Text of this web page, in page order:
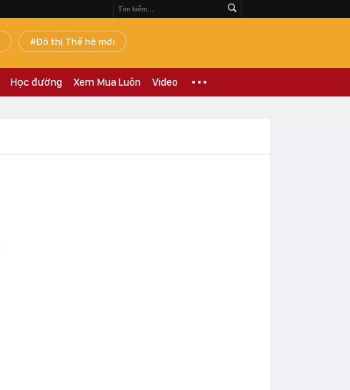
Đô thị Thế hệ mới
Học đường Xem Mua Luôn Video